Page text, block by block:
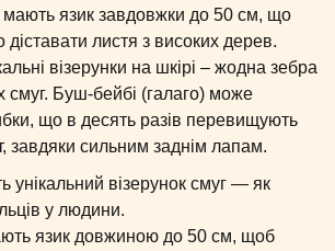
язик завдовжки до 50 см, що
діставати листя з високих дерев.
візерунки на шкірі – жодна зебра
смуг. Буш-бейбі (галаго) може
що в десять разів перевищують
завдяки сильним заднім лапам.
унікальний візерунок смуг — як
у людини.
язик довжиною до 50 см, щоб